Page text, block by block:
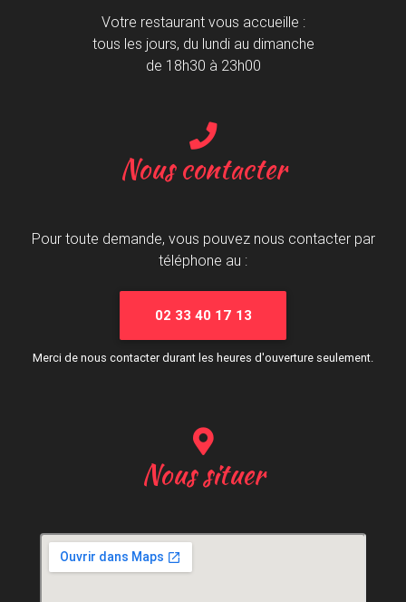
Nous situer
Nous contacter
Pour toute demande, vous pouvez nous contacter par
téléphone au :
02 33 40 17 13
Merci de nous contacter durant les heures d'ouverture seulement.
Votre restaurant vous accueille :
tous les jours, du lundi au dimanche
de 18h30 à 23h00